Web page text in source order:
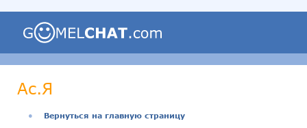
Ас.Я
●
Вернуться на главную страницу